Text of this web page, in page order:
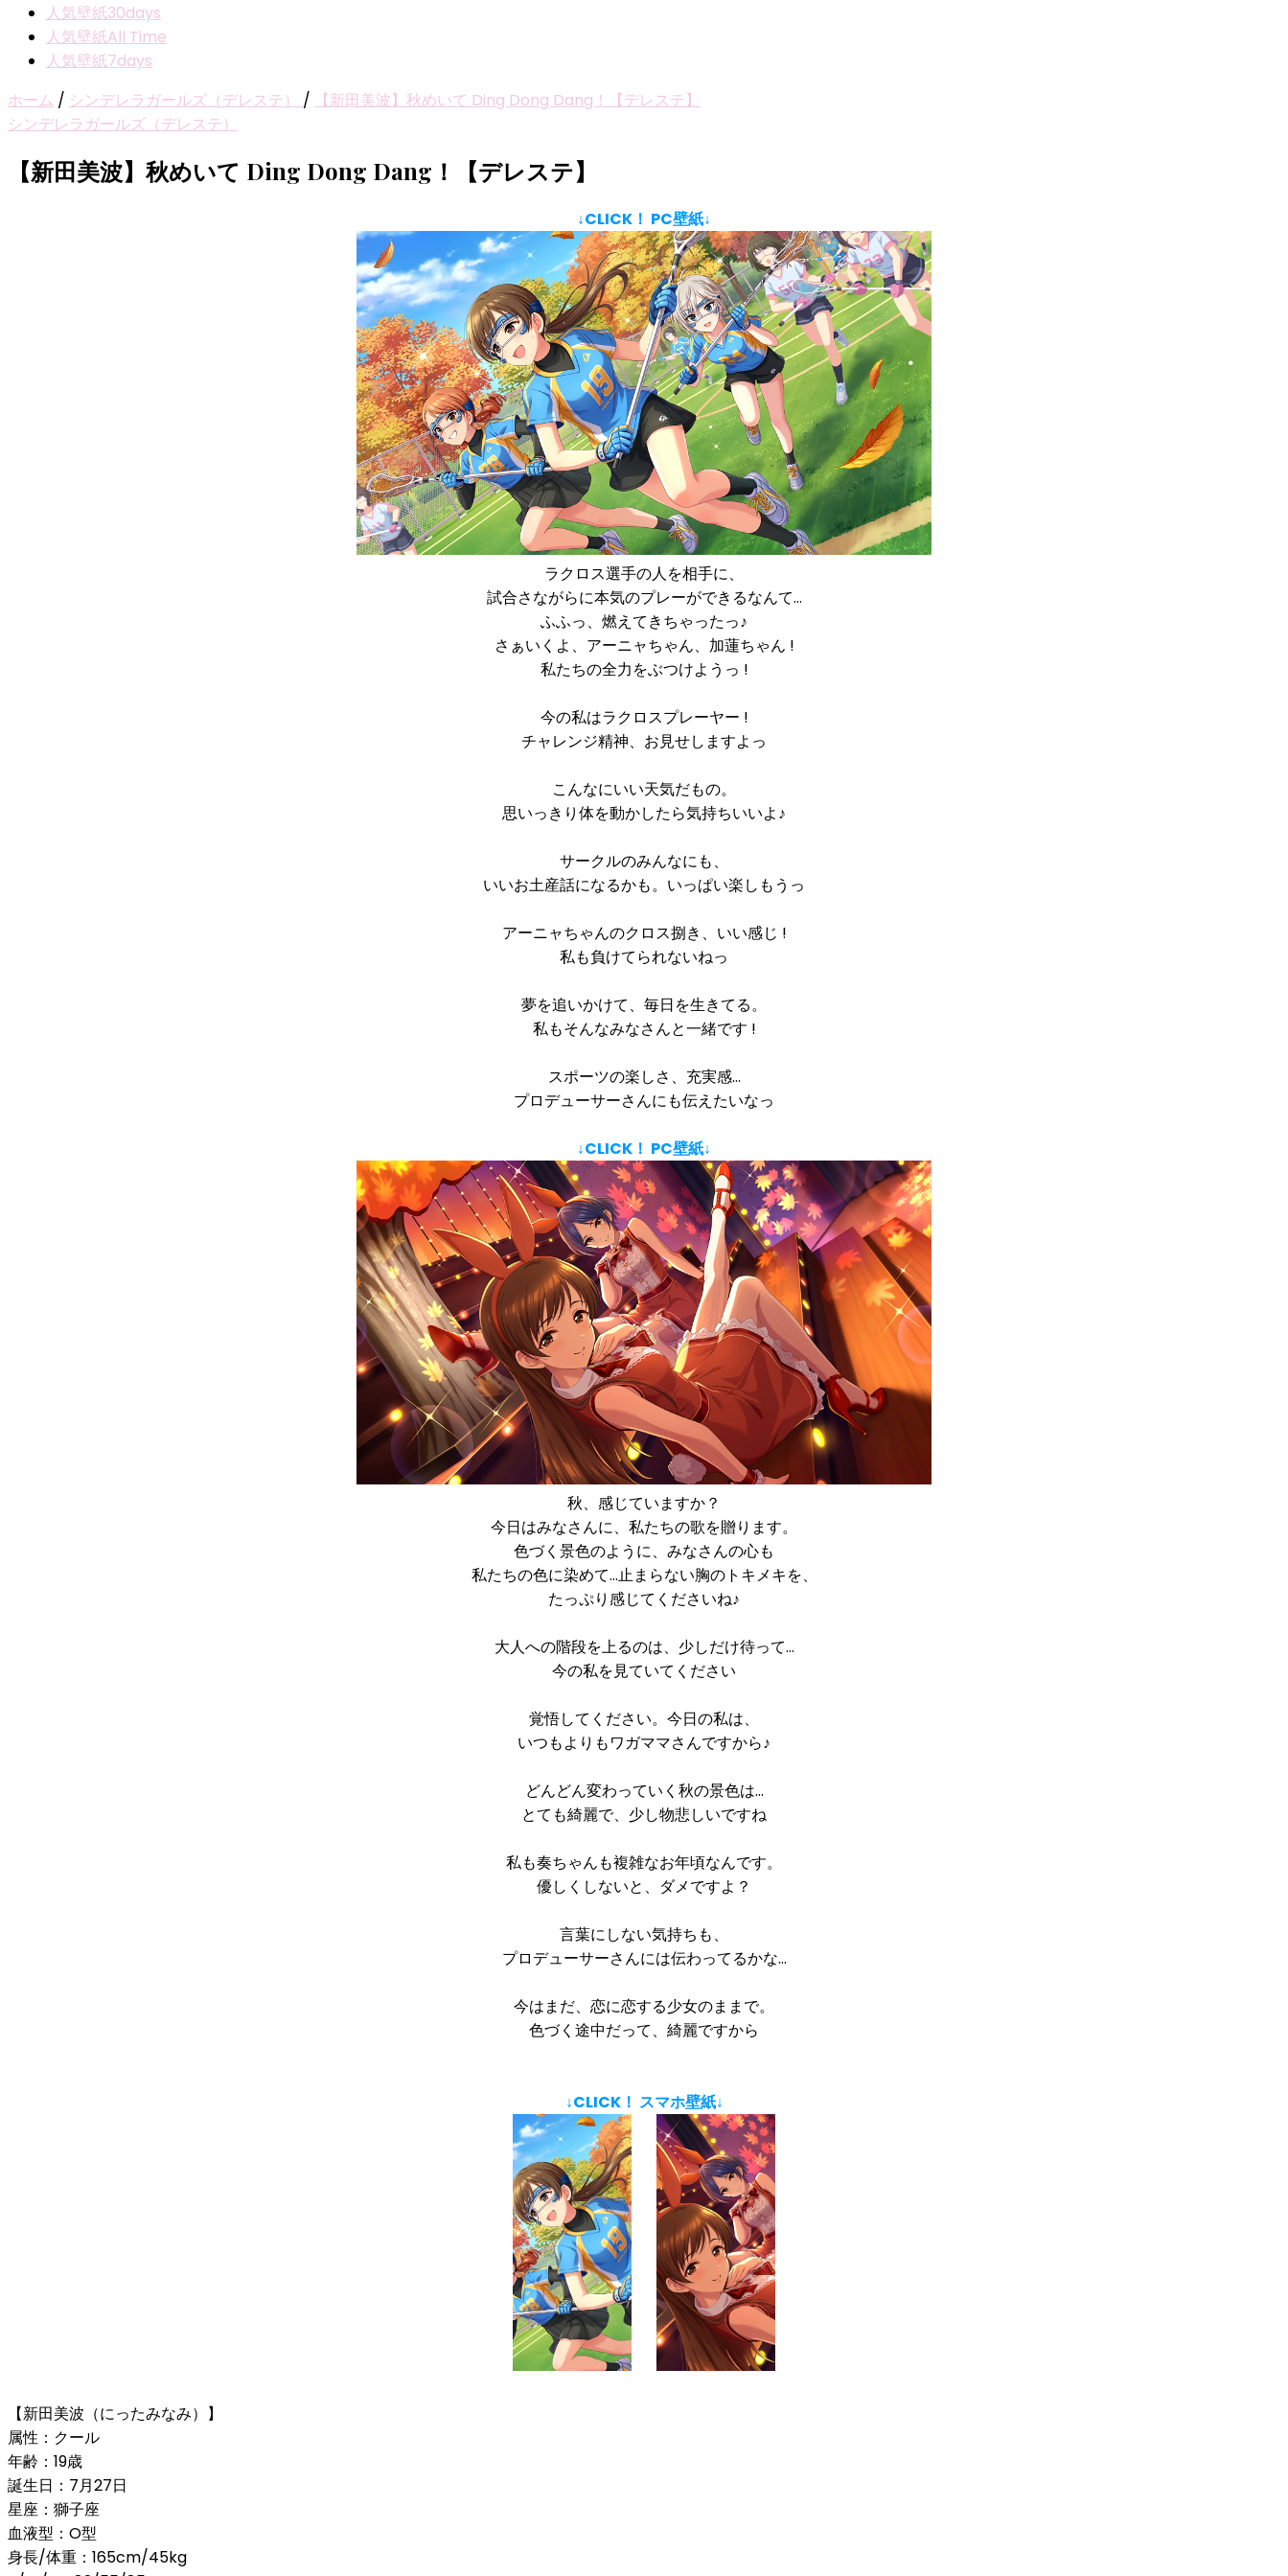
人気壁紙30days
人気壁紙All Time
人気壁紙7days
ホーム / シンデレラガールズ（デレステ） /
【新田美波】秋めいて Ding Dong Dang！【デレステ】
シンデレラガールズ（デレステ）
【新田美波】秋めいて Ding Dong Dang！【デレステ】
↓CLICK！ PC壁紙↓
ラクロス選手の人を相手に、
試合さながらに本気のプレーができるなんて…
ふふっ、燃えてきちゃったっ♪
さぁいくよ、アーニャちゃん、加蓮ちゃん !
私たちの全力をぶつけようっ !
今の私はラクロスプレーヤー !
チャレンジ精神、お見せしますよっ
こんなにいい天気だもの。
思いっきり体を動かしたら気持ちいいよ♪
サークルのみんなにも、
いいお土産話になるかも。いっぱい楽しもうっ
アーニャちゃんのクロス捌き、いい感じ !
私も負けてられないねっ
夢を追いかけて、毎日を生きてる。
私もそんなみなさんと一緒です !
スポーツの楽しさ、充実感…
プロデューサーさんにも伝えたいなっ
↓CLICK！ PC壁紙↓
秋、感じていますか？
今日はみなさんに、私たちの歌を贈ります。
色づく景色のように、みなさんの心も
私たちの色に染めて…止まらない胸のトキメキを、
たっぷり感じてくださいね♪
大人への階段を上るのは、少しだけ待って…
今の私を見ていてください
覚悟してください。今日の私は、
いつもよりもワガママさんですから♪
どんどん変わっていく秋の景色は…
とても綺麗で、少し物悲しいですね
私も奏ちゃんも複雑なお年頃なんです。
優しくしないと、ダメですよ？
言葉にしない気持ちも、
プロデューサーさんには伝わってるかな…
今はまだ、恋に恋する少女のままで。
色づく途中だって、綺麗ですから
↓CLICK！ スマホ壁紙↓
【新田美波（にったみなみ）】
属性：クール
年齢：19歳
誕生日：7月27日
星座：獅子座
血液型：O型
身長/体重：165cm/45kg